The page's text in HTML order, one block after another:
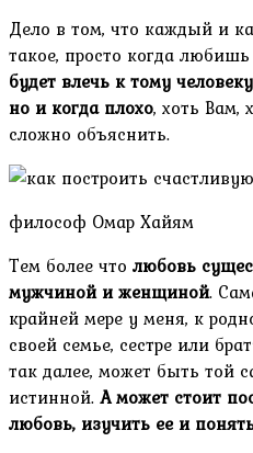
Дело в том, что каждый и
такое, просто когда
будет влечь к тому
но и когда плохо, хоть Вам,
сложно объяснить.
философ Омар Хайям
Тем более что любовь
мужчиной и женщиной.
крайней мере у меня, к
своей семье, сестре или
так далее, может быть той
истинной. А может стоит
любовь, изучить ее и